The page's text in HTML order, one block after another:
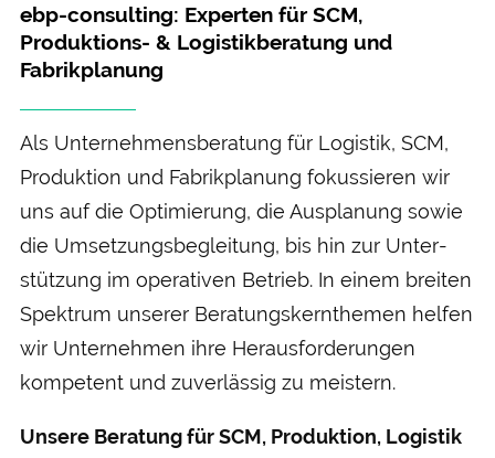
ebp-consulting: Experten für SCM,
Produktions- & Logistikberatung und
Fabrikplanung
Als Unternehmens­­beratung für Logistik, SCM,
Produktion und Fabrik­planung fokussieren wir
uns auf die Optimierung, die Aus­planung sowie
die Umsetzungs­­begleitung, bis hin zur Unter­­
stützung im operativen Betrieb. In einem breiten
Spektrum unserer Beratungs­kern­­themen helfen
wir Unter­nehmen ihre Heraus­­forderungen
kompetent und zu­­verlässig zu meistern.
Unsere Beratung für SCM, Produktion, Logistik